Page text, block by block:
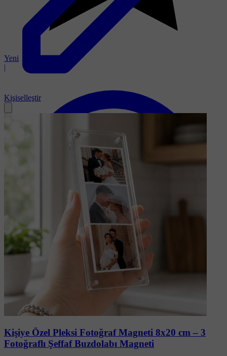
Yeni
|
Soru-Cevap
Kişiselleştir
Kişiye Özel Pleksi Fotoğraf Magneti 8x20 cm – 3
Fotoğraflı Şeffaf Buzdolabı Magneti